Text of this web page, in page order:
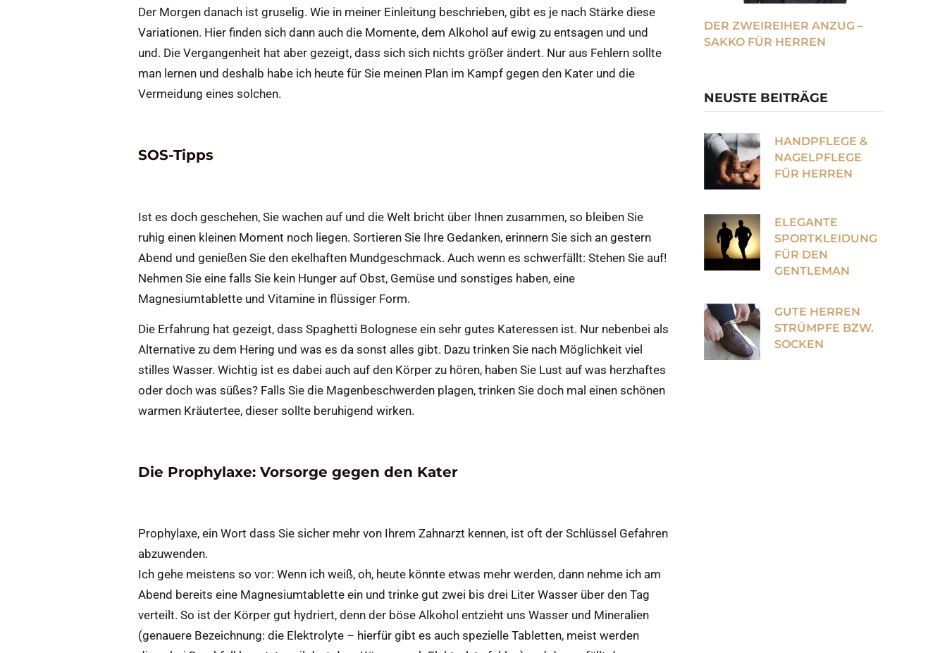
Der Morgen danach ist gruselig. Wie in meiner Einleitung beschrieben, gibt es je nach Stärke diese
Variationen. Hier finden sich dann auch die Momente, dem Alkohol auf ewig zu entsagen und und
und. Die Vergangenheit hat aber gezeigt, dass sich sich nichts größer ändert. Nur aus Fehlern sollte
man lernen und deshalb habe ich heute für Sie meinen Plan im Kampf gegen den Kater und die
Vermeidung eines solchen.
SOS-Tipps
Ist es doch geschehen, Sie wachen auf und die Welt bricht über Ihnen zusammen, so bleiben Sie
ruhig einen kleinen Moment noch liegen. Sortieren Sie Ihre Gedanken, erinnern Sie sich an gestern
Abend und genießen Sie den ekelhaften Mundgeschmack. Auch wenn es schwerfällt: Stehen Sie auf!
Nehmen Sie eine falls Sie kein Hunger auf Obst, Gemüse und sonstiges haben, eine
Magnesiumtablette und Vitamine in flüssiger Form.
Die Erfahrung hat gezeigt, dass Spaghetti Bolognese ein sehr gutes Kateressen ist. Nur nebenbei als
Alternative zu dem Hering und was es da sonst alles gibt. Dazu trinken Sie nach Möglichkeit viel
stilles Wasser. Wichtig ist es dabei auch auf den Körper zu hören, haben Sie Lust auf was herzhaftes
oder doch was süßes? Falls Sie die Magenbeschwerden plagen, trinken Sie doch mal einen schönen
warmen Kräutertee, dieser sollte beruhigend wirken.
Die Prophylaxe: Vorsorge gegen den Kater
Prophylaxe, ein Wort dass Sie sicher mehr von Ihrem Zahnarzt kennen, ist oft der Schlüssel Gefahren
abzuwenden.
Ich gehe meistens so vor: Wenn ich weiß, oh, heute könnte etwas mehr werden, dann nehme ich am
Abend bereits eine Magnesiumtablette ein und trinke gut zwei bis drei Liter Wasser über den Tag
verteilt. So ist der Körper gut hydriert, denn der böse Alkohol entzieht uns Wasser und Mineralien
(genauere Bezeichnung: die Elektrolyte – hierfür gibt es auch spezielle Tabletten, meist werden
DER ZWEIREIHER ANZUG –
SAKKO FÜR HERREN
NEUSTE BEITRÄGE
HANDPFLEGE &
NAGELPFLEGE
FÜR HERREN
ELEGANTE
SPORTKLEIDUNG
FÜR DEN
GENTLEMAN
GUTE HERREN
STRÜMPFE BZW.
SOCKEN